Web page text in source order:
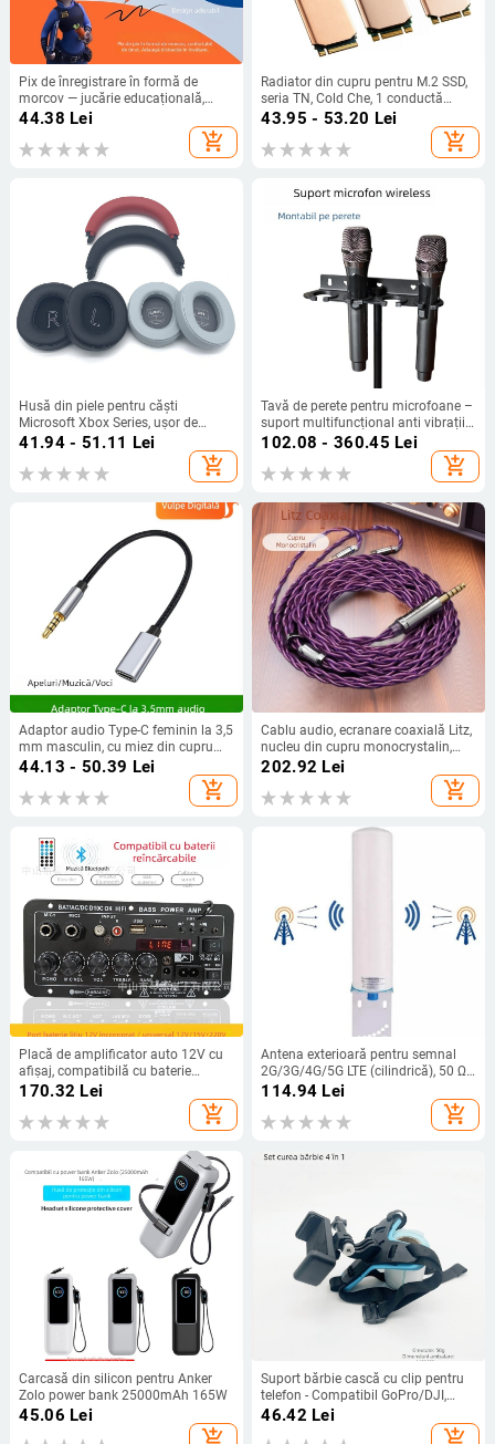
Pix de înregistrare în formă de
morcov — jucărie educațională,
înregistrare 40 s, format de
înregistrare: Altul, baterie AA,
carcasă ABS, fără suport pentru
44.38 Lei
add_shopping_cart
Radiator din cupru pentru M.2 SSD,
seria TN, Cold Che, 1 conductă
termică, 50 g, silențios
43.95 - 53.20 Lei
add_shopping_cart
Husă din piele pentru căști
Microsoft Xbox Series, ușor de
instalat și confortabil de purtat
41.94 - 51.11 Lei
add_shopping_cart
Tavă de perete pentru microfoane –
suport multifuncțional anti vibrații
pentru microfoane cu fir și fără fir
102.08 - 360.45 Lei
add_shopping_cart
Adaptor audio Type-C feminin la 3,5
mm masculin, cu miez din cupru
pur, pentru dispozitive digitale
44.13 - 50.39 Lei
add_shopping_cart
Cablu audio, ecranare coaxială Litz,
nucleu din cupru monocrystalin,
împletire încrucișată; conectori
drepți 2.5/3.5/4.4 mm; MMCX sau
0.78 mm 2-pin, QDC sau TFZ
202.92 Lei
add_shopping_cart
Placă de amplificator auto 12V cu
afișaj, compatibilă cu baterie
reîncărcabilă, modul Bluetooth
170.32 Lei
add_shopping_cart
Antena exterioară pentru semnal
2G/3G/4G/5G LTE (cilindrică), 50 Ω,
12 dBi, SWR ≤ 1.8
114.94 Lei
add_shopping_cart
Carcasă din silicon pentru Anker
Zolo power bank 25000mAh 165W
45.06 Lei
add_shopping_cart
Suport bărbie cască cu clip pentru
telefon - Compatibil GoPro/DJI,
PP+TPE, Model GR19
46.42 Lei
add_shopping_cart